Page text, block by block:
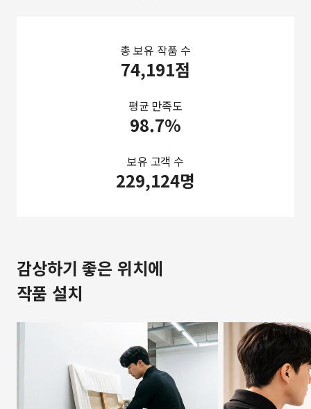
총 보유 작품 수
74,191점
평균 만족도
98.7%
보유 고객 수
229,124명
감상하기 좋은 위치에
작품 설치